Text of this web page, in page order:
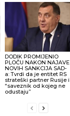
DODIK PROMIJENIO
PLOČU NAKON NAJAVE
NOVIH SANKCIJA SAD-
a: Tvrdi da je entitet RS
strateški partner Rusije i
“saveznik od kojeg ne
odustaju”